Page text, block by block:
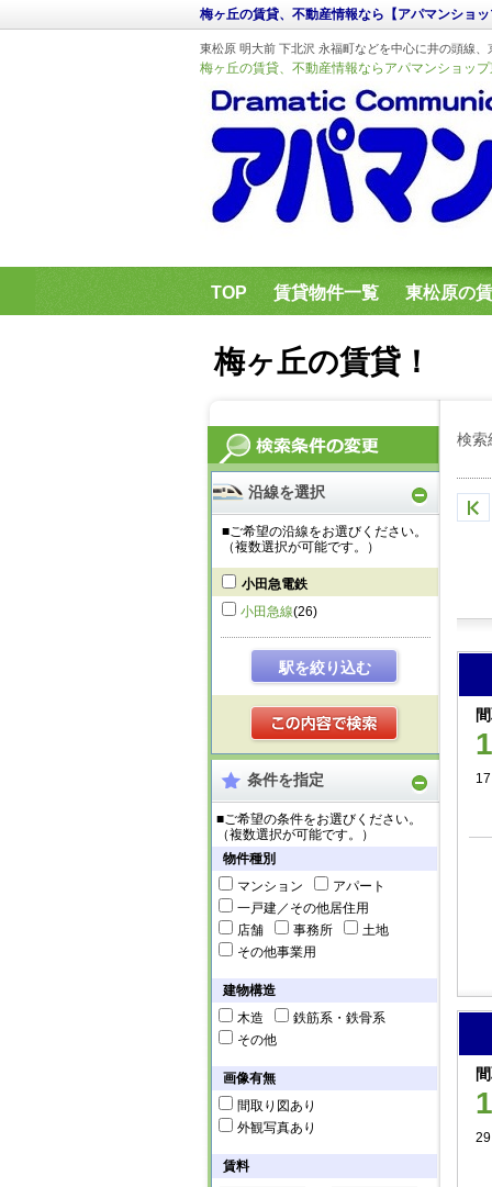
沿線を選択
■ご希望の沿線をお選びください。
（複数選択が可能です。）
小田急電鉄
小田急線(26)
駅を絞り込む
条件を指定
■ご希望の条件をお選びください。
（複数選択が可能です。）
物件種別
マンション
アパート
一戸建／その他居住用
店舗
事務所
土地
その他事業用
建物構造
木造
鉄筋系・鉄骨系
その他
画像有無
間取り図あり
外観写真あり
賃料
梅ヶ丘の賃貸、不動産情報なら【アパマンショ
東松原 明大前 下北沢 永福町などを中心に井の頭線
梅ヶ丘の賃貸、不動産情報ならアパマンショッ
TOP 賃貸物件一覧 東松原の
アパマンショップ東松原店のブログ
梅ヶ丘の賃貸！
検索